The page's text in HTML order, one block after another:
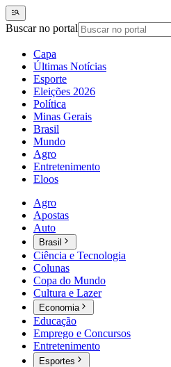
Buscar no portal
Capa
Últimas Notícias
Esporte
Eleições 2026
Política
Minas Gerais
Brasil
Mundo
Agro
Entretenimento
Eloos
Agro
Apostas
Auto
Brasil
Ciência e Tecnologia
Colunas
Copa do Mundo
Cultura e Lazer
Economia
Educação
Emprego e Concursos
Entretenimento
Esportes